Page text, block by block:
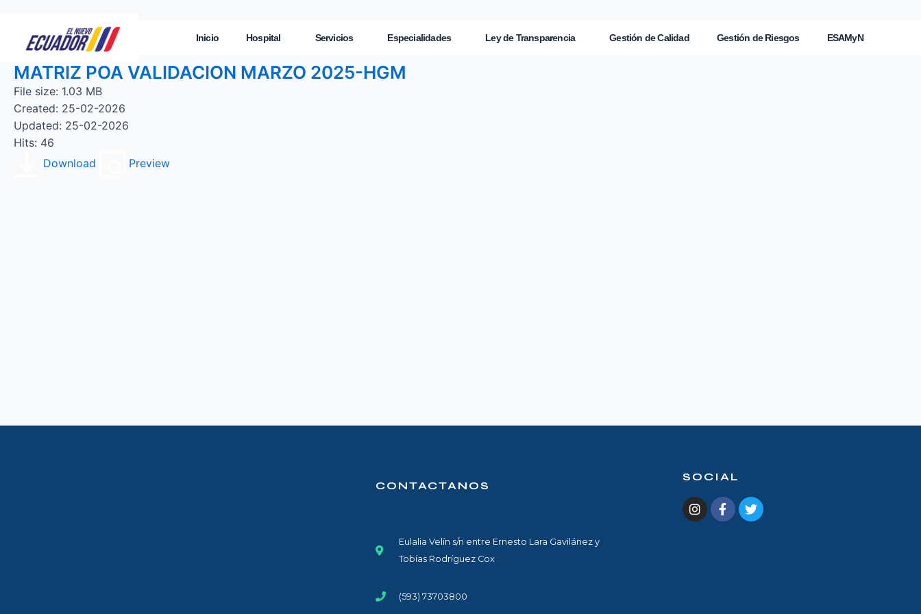
Inicio Hospital Servicios Especialidades Ley de Transparencia Gestión de Calidad Gestión de Riesgos ESAMyN
MATRIZ POA VALIDACION MARZO 2025-HGM
File size: 1.03 MB
Created: 25-02-2026
Updated: 25-02-2026
Hits: 46
Download
Preview
CONTACTANOS
Eulalia Velín s/n entre Ernesto Lara Gavilánez y
Tobías Rodríguez Cox
(593) 73703800​
SOCIAL